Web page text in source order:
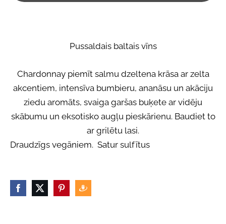
Pussaldais baltais vīns
Chardonnay piemīt salmu dzeltena krāsa ar zelta
akcentiem, intensīva bumbieru, ananāsu un akāciju
ziedu aromāts, svaiga garšas buķete ar vidēju
skābumu un eksotisko augļu pieskārienu. Baudiet to
ar grilētu lasi.
Draudzīgs vegāniem. Satur sulfītus